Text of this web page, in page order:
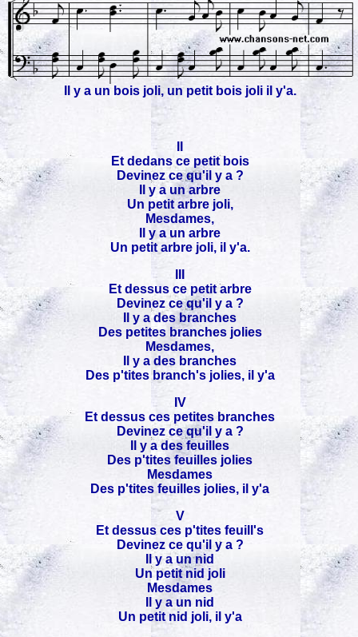
Il y a un bois joli, un petit bois joli il y'a.
Et dedans ce petit bois
Devinez ce qu'il y a ?
Il y a un arbre
Un petit arbre joli,
Mesdames,
Il y a un arbre
Un petit arbre joli, il y'a.
Et dessus ce petit arbre
Devinez ce qu'il y a ?
Il y a des branches
Des petites branches jolies
Mesdames,
Il y a des branches
Des p'tites branch's jolies, il y'a
IV
Et dessus ces petites branches
Devinez ce qu'il y a ?
Il y a des feuilles
Des p'tites feuilles jolies
Mesdames
Des p'tites feuilles jolies, il y'a
V
Et dessus ces p'tites feuill's
Devinez ce qu'il y a ?
Il y a un nid
Un petit nid joli
Mesdames
Il y a un nid
Un petit nid joli, il y'a